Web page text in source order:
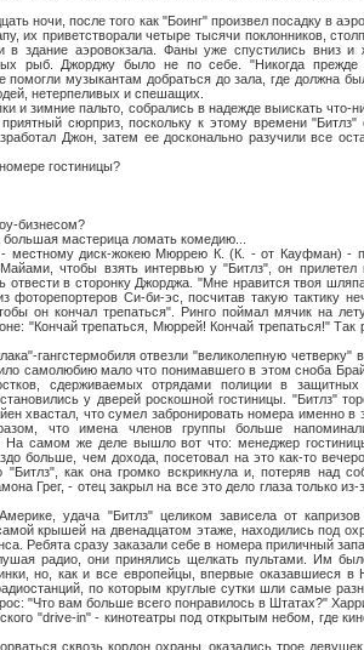
после того как "Боинг" произвел посадку в
их приветстворали четыре тысячи поклонников,
здание аэровокзала. Фаны уже спустились вниз и
рыб. Джорджу было не по себе. "Никогда прежде
музыкантам добраться до зала, где должна
нетерпеливых и спешащих.
пальто, собрались в надежде выискать что-
сюрприз, поскольку к этому времени
Джон, затем ее досконально разучили все
гостиницы?
бизнесом?
мастерица ломать комедию...
диск-жокею Мюррею К. (К. - от Кауфман) -
чтобы взять интервью у "Битлз", он
в сторонку Джорджа. "Мне нравится твоя
Си-би-эс, посчитав такую тактику
он кончал трепаться". Ринго поймал мячик на
"Кончай трепаться, Мюррей! Кончай трепаться!" Так
отвезли "великолепную четверку"
самолюбию мало что понимавшего в этом сноба
сдерживаемых отрядами полиции в
у дверей роскошной гостиницы. "Битлз"
хвастал, что сумел забронировать номера именно в
что имена членов группы больше
На самом же деле вышло вот что: менеджер
больше, чем дохода, посетовал на это как-то
как она громко вскрикнула и, потеряв над
Грег, - отец закрыл на все это дело глаза только из-
"Битлз" целиком зависела от капризов
крышей на двенадцатом этаже, находились под
Ребята сразу заказали себе в номера приличный
радио, они принялись щелкать пультами. Им
но, как и все европейцы, впервые оказавшиеся
по которым круглые сутки шли самые
"Что вам больше всего понравилось в Штатах?"
"drive-in" - кинотеатры под открытым небом, где
сквозь кордон охраны, оказались трое девушек